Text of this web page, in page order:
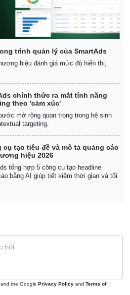
Multimedia
Video
E-Magazine
Infographic
trình quản lý của SmartAds
hiệu đánh giá mức độ hiển thị,
chính thức ra mắt tính năng
theo 'cảm xúc'
mở rộng quan trọng trong hệ sinh
targeting.
cụ tạo tiêu đề và mô tả quảng cáo
hiệu 2026
tổng hợp 5 công cụ tạo headline
bằng AI giúp tiết kiệm thời gian và tối
the Google Privacy Policy and Terms of